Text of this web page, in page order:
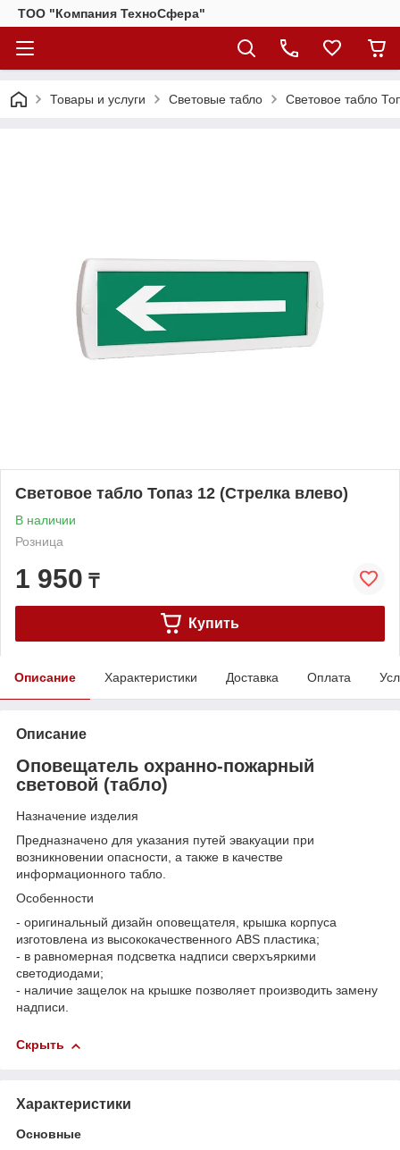
ТОО "Компания ТехноСфера"
Товары и услуги Световые табло Световое табло
Световое табло Топаз 12 (Стрелка влево)
В наличии
Розница
1 950 ₸
Купить
Описание Характеристики Доставка Оплата
Описание
Оповещатель охранно-пожарный
световой (табло)
Назначение изделия
Предназначено для указания путей эвакуации при
возникновении опасности, а также в качестве
информационного табло.
Особенности
- оригинальный дизайн оповещателя, крышка корпуса
изготовлена из высококачественного ABS пластика;
- в равномерная подсветка надписи сверхъяркими
светодиодами;
- наличие защелок на крышке позволяет производить замену
надписи.
Скрыть
Характеристики
Основные